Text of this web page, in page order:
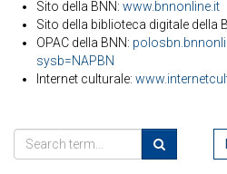
Sito della BNN: www.bnnonline.it
Sito della biblioteca digitale della
OPAC della BNN:
sysb=NAPBN
Internet culturale: